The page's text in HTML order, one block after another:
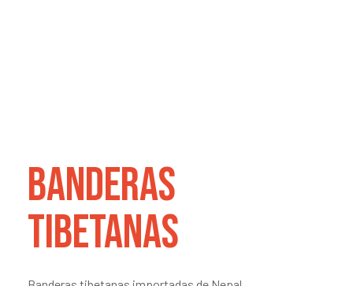
Banderas
tibetanas